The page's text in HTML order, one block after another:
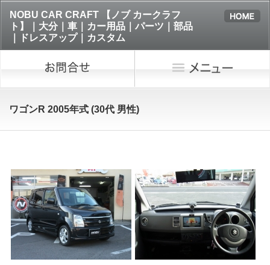
NOBU CAR CRAFT 【ノブ カークラフ
ト】｜大分｜車｜カー用品｜パーツ｜部品
｜ドレスアップ｜カスタム
ワゴンR 2005年式 (30代 男性)